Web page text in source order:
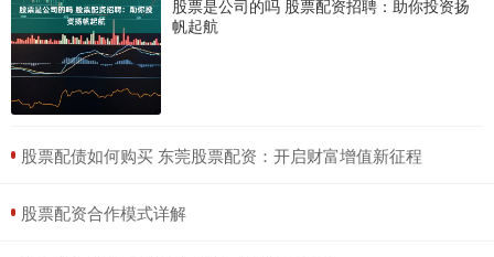
股票是公司的吗 股票配资招聘：助你投资扬
帆起航
​股票配债如何购买 东莞股票配资：开启财富增值新征程
​股票配资合作模式详解